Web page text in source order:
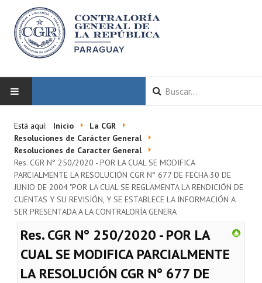
LA CGR
Autoridades
Misión y Visión
Organigrama
Plan Estratégico 2022 - 2026
Está aquí: Inicio
La CGR
Resoluciones de Carácter General
Resoluciones de Caracter General
Res. CGR N° 250/2020 - POR LA CUAL SE MODIFICA
PARCIALMENTE LA RESOLUCIÓN CGR N° 677 DE FECHA 30 DE
JUNIO DE 2004 "POR LA CUAL SE REGLAMENTA LA RENDICIÓN DE
CUENTAS Y SU REVISIÓN, Y SE ESTABLECE LA INFORMACIÓN A
SER PRESENTADA A LA CONTRALORÍA GENERA
Res. CGR N° 250/2020 - POR LA
CUAL SE MODIFICA PARCIALMENTE
LA RESOLUCIÓN CGR N° 677 DE